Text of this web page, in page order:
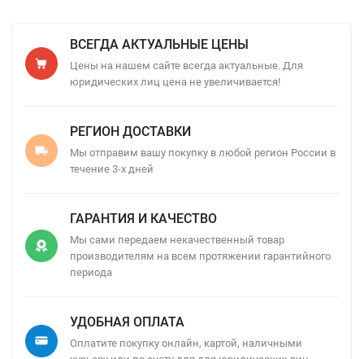
ВСЕГДА АКТУАЛЬНЫЕ ЦЕНЫ
Цены на нашем сайте всегда актуальные. Для
юридических лиц цена не увеличивается!
РЕГИОН ДОСТАВКИ
Мы отправим вашу покупку в любой регион России в
течение 3-х дней
ГАРАНТИЯ И КАЧЕСТВО
Мы сами передаем некачественный товар
производителям на всем протяжении гарантийного
периода
УДОБНАЯ ОПЛАТА
Оплатите покупку онлайн, картой, наличными